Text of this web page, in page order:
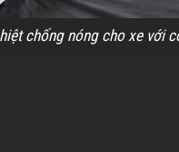
chống nóng cho xe với